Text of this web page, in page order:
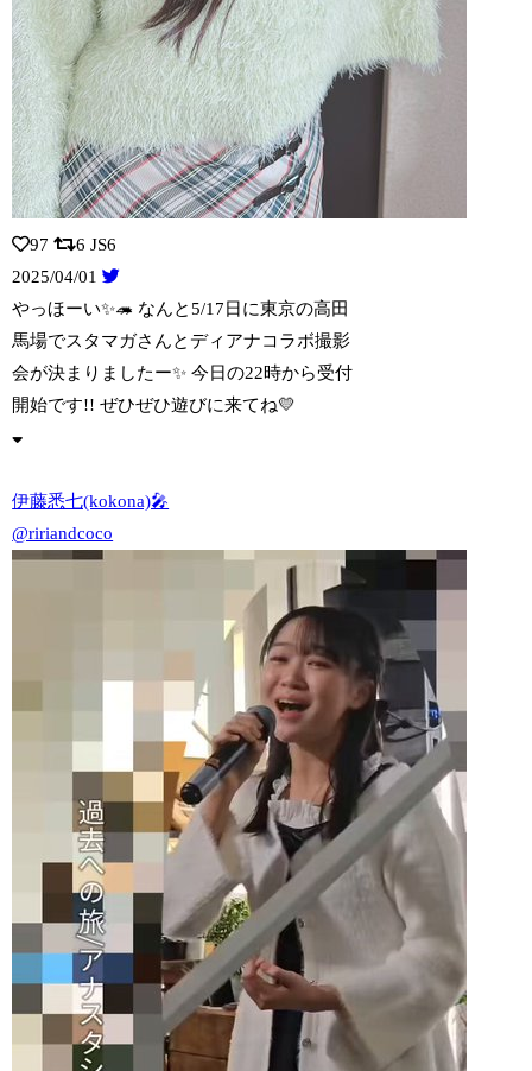
97 6 JS6
2025/04/01
やっほーい✨🦔 なんと5/17日に東京の高田
馬場でスタマガさんとディアナコラボ撮影
会が決まりましたー✨️ 今日の22時から受付
開始です!! ぜひぜひ遊びに来てね💛
伊藤悉七(kokona)🎤
@ririandcoco